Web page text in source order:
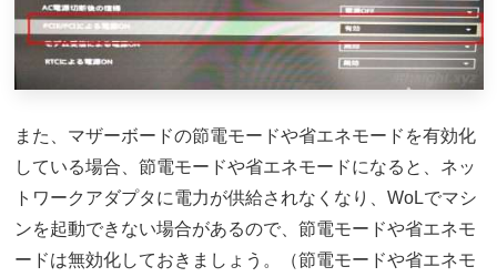
また、マザーボードの節電モードや省エネモードを有効化
している場合、節電モードや省エネモードになると、ネッ
トワークアダプタに電力が供給されなくなり、WoLでマシ
ンを起動できない場合があるので、節電モードや省エネモ
ードは無効化しておきましょう。（節電モードや省エネモ